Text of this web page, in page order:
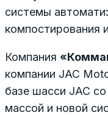
системы
компостирования
Компания
компании JAC
базе шасси JAC
массой и новой